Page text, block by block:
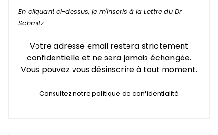
En cliquant ci-dessus, je m'inscris à la Lettre du Dr
Schmitz
Votre adresse email restera strictement
confidentielle et ne sera jamais échangée.
Vous pouvez vous désinscrire à tout moment.
Consultez notre politique de confidentialité